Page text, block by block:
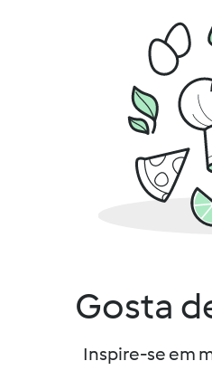
Gosta
Inspire-se em